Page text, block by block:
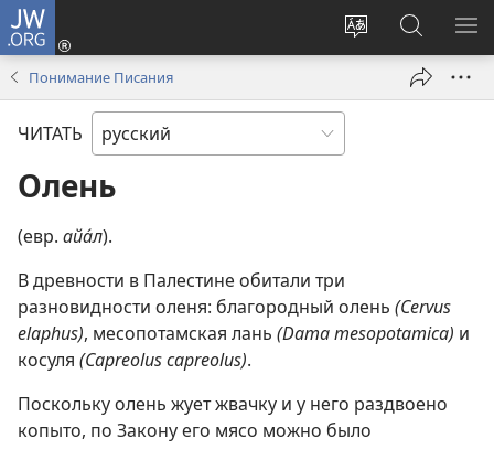
JW.ORG
Изменить
Войти
(открывается
окне)
Поиск
по
jw.org
Понимание Писания
ЧИТАТЬ
Олень
(евр. айа́л).
В древности в Палестине обитали три
разновидности оленя: благородный олень (Cervus
elaphus), месопотамская лань (Dama mesopotamica) и
косуля (Capreolus capreolus).
Поскольку олень жует жвачку и у него раздвоено
копыто, по Закону его мясо можно было